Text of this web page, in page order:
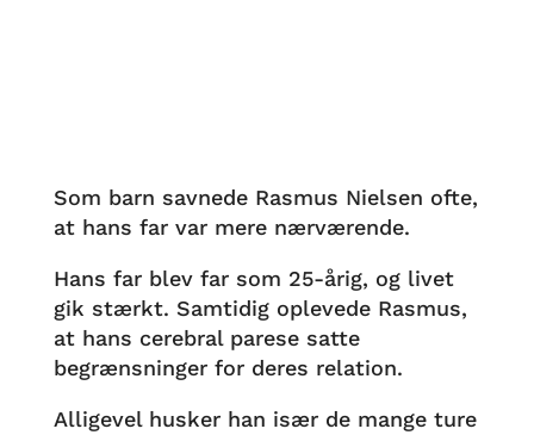
Som barn savnede Rasmus Nielsen ofte,
at hans far var mere nærværende.
Hans far blev far som 25-årig, og livet
gik stærkt. Samtidig oplevede Rasmus,
at hans cerebral parese satte
begrænsninger for deres relation.
Alligevel husker han især de mange ture